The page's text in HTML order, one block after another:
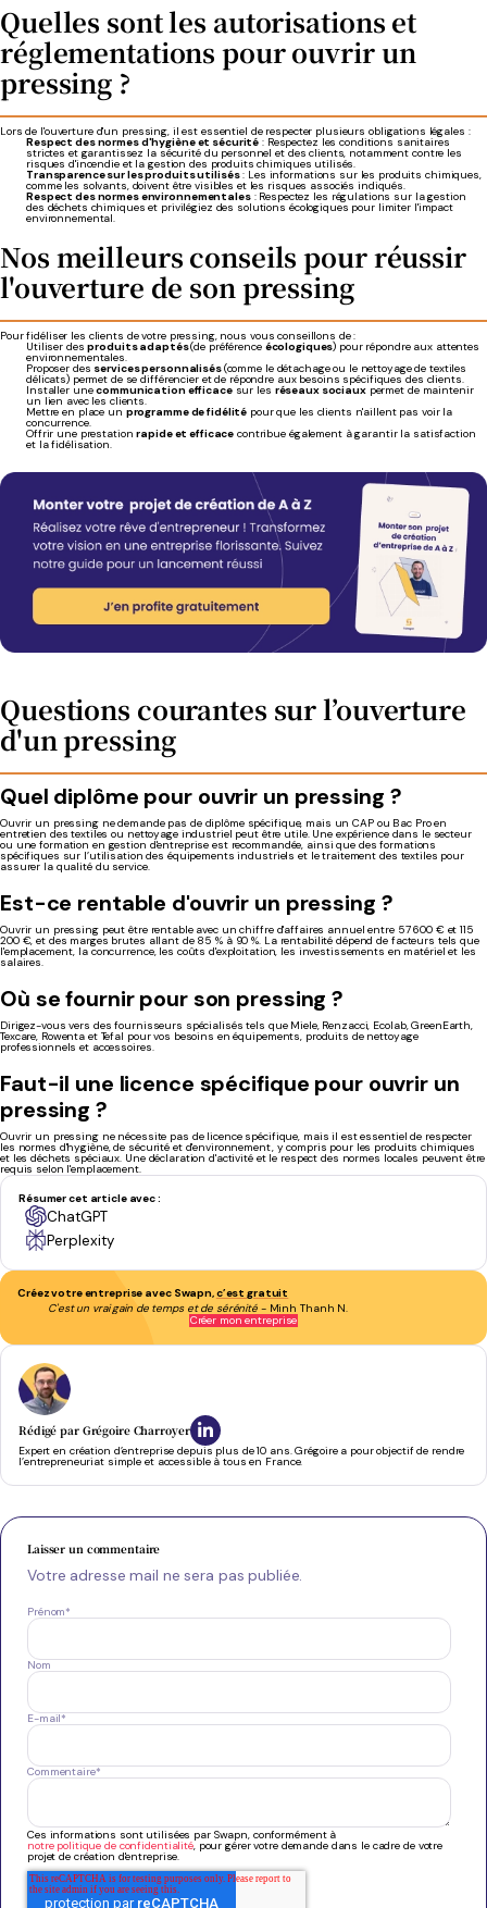
Quelles sont les autorisations et
réglementations pour ouvrir un
pressing ?
Lors de l'ouverture d'un pressing, il est essentiel de respecter plusieurs obligations légales :
Respect des normes d'hygiène et sécurité : Respectez les conditions sanitaires
strictes et garantissez la sécurité du personnel et des clients, notamment contre les
risques d'incendie et la gestion des produits chimiques utilisés.
Transparence sur les produits utilisés: Les informations sur les produits chimiques,
comme les solvants, doivent être visibles et les risques associés indiqués.
Respect des normes environnementales: Respectez les régulations sur la gestion
des déchets chimiques et privilégiez des solutions écologiques pour limiter l'impact
environnemental.
Nos meilleurs conseils pour réussir
l'ouverture de son pressing
Pour fidéliser les clients de votre pressing, nous vous conseillons de :
Utiliser desproduits adaptés(de préférence écologiques) pour répondre aux attentes
environnementales.
Proposer des services personnalisés(comme le détachage ou le nettoyage de textiles
délicats) permet de se différencier et de répondre aux besoins spécifiques des clients.
Installer unecommunication efficacesur les réseaux sociauxpermet de maintenir
un lien avec les clients.
Mettre en place un programme de fidélité pour que les clients n'aillent pas voir la
concurrence.
Offrir une prestationrapide et efficace contribue également à garantir la satisfaction
et la fidélisation.
Questions courantes sur l’ouverture
d'un pressing
Quel diplôme pour ouvrir un pressing ?
Ouvrir un pressing ne demande pas de diplôme spécifique, mais un CAP ou Bac Pro en
entretien des textiles ou nettoyage industriel peut être utile. Une expérience dans le secteur
ou une formation en gestion d'entreprise est recommandée, ainsi que des formations
spécifiques sur l’utilisation des équipements industriels et le traitement des textiles pour
assurer la qualité du service.
Est-ce rentable d'ouvrir un pressing ?
Ouvrir un pressing peut être rentable avec un chiffre d'affaires annuel entre 57 600 € et 115
200 €, et des marges brutes allant de 85 % à 90 %. La rentabilité dépend de facteurs tels que
l'emplacement, la concurrence, les coûts d'exploitation, les investissements en matériel et les
salaires.
Où se fournir pour son pressing ?
Dirigez-vous vers des fournisseurs spécialisés tels que Miele, Renzacci, Ecolab, GreenEarth,
Texcare, Rowenta et Tefal pour vos besoins en équipements, produits de nettoyage
professionnels et accessoires.
Faut-il une licence spécifique pour ouvrir un
pressing ?
Ouvrir un pressing ne nécessite pas de licence spécifique, mais il est essentiel de respecter
les normes d'hygiène, de sécurité et d'environnement, y compris pour les produits chimiques
et les déchets spéciaux. Une déclaration d'activité et le respect des normes locales peuvent être
requis selon l'emplacement.
Résumer cet article avec :
ChatGPT
Perplexity
Créez votre entreprise avec Swapn,c’est gratuit
C'est un vrai gain de temps et de sérénité- Minh Thanh N.
Créer mon entreprise
Rédigé par Grégoire Charroyer
Expert en création d’entreprise depuis plus de 10 ans. Grégoire a pour objectif de rendre
l’entrepreneuriat simple et accessible à tous en France.
Laisser un commentaire
Votre adresse mail ne sera pas publiée.
Prénom*
Nom
E-mail*
Commentaire*
Ces informations sont utilisées par Swapn, conformément à
notre politique de confidentialité, pour gérer votre demande dans le cadre de votre
projet de création d'entreprise.